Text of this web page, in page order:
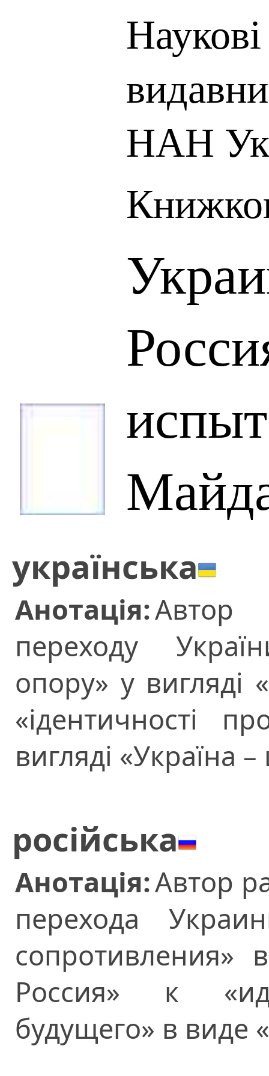
Наукові
НАН
українська
Анотація:Автор
переходу
опору» у вигляді
«ідентичності
вигляді «Україна
російська
Анотація:Автор
перехода
Россия» к
будущего» в виде